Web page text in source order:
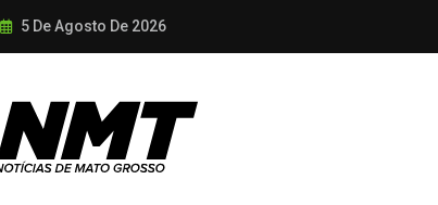
5 De Agosto De 2026